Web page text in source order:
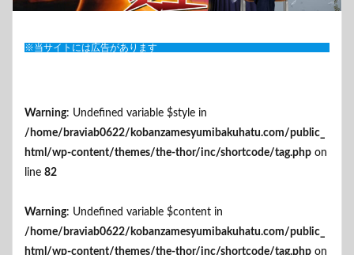
※当サイトには広告があります
Warning: Undefined variable $style in
/home/braviab0622/kobanzamesyumibakuhatu.com/public_
html/wp-content/themes/the-thor/inc/shortcode/tag.php on
line 82
Warning: Undefined variable $content in
/home/braviab0622/kobanzamesyumibakuhatu.com/public_
html/wp-content/themes/the-thor/inc/shortcode/tag.php on